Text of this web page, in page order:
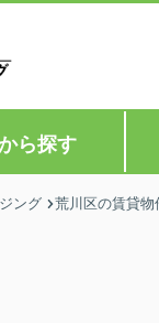
ら探す
ング 荒川区の賃貸物